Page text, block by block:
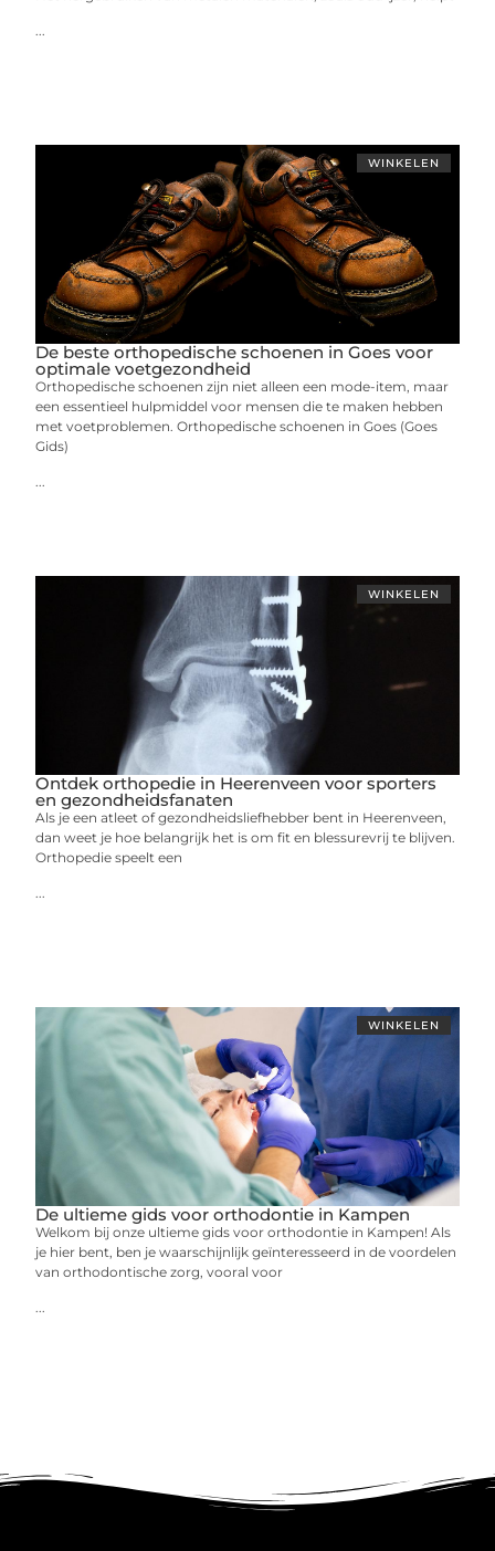
WINKELEN
De beste orthopedische schoenen in Goes voor
optimale voetgezondheid
Orthopedische schoenen zijn niet alleen een mode-item, maar
een essentieel hulpmiddel voor mensen die te maken hebben
met voetproblemen. Orthopedische schoenen in Goes (Goes
Gids)
WINKELEN
Ontdek orthopedie in Heerenveen voor sporters
en gezondheidsfanaten
Als je een atleet of gezondheidsliefhebber bent in Heerenveen,
dan weet je hoe belangrijk het is om fit en blessurevrij te blijven.
Orthopedie speelt een
WINKELEN
De ultieme gids voor orthodontie in Kampen
Welkom bij onze ultieme gids voor orthodontie in Kampen! Als
je hier bent, ben je waarschijnlijk geïnteresseerd in de voordelen
van orthodontische zorg, vooral voor